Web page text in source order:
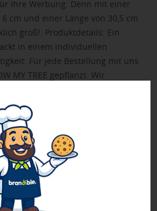
Ihre Werbung: Denn mit einer
cm und einer Länge von 30,5 cm
groß!. Produktdetails: Ein
in einem individuellen
Für jede Bestellung mit uns
MY TREE gepflanzt. Wir
kontrollierten Quellen.
von TOBLERONE (340 g), mit
durch den Hersteller)
geliefert.